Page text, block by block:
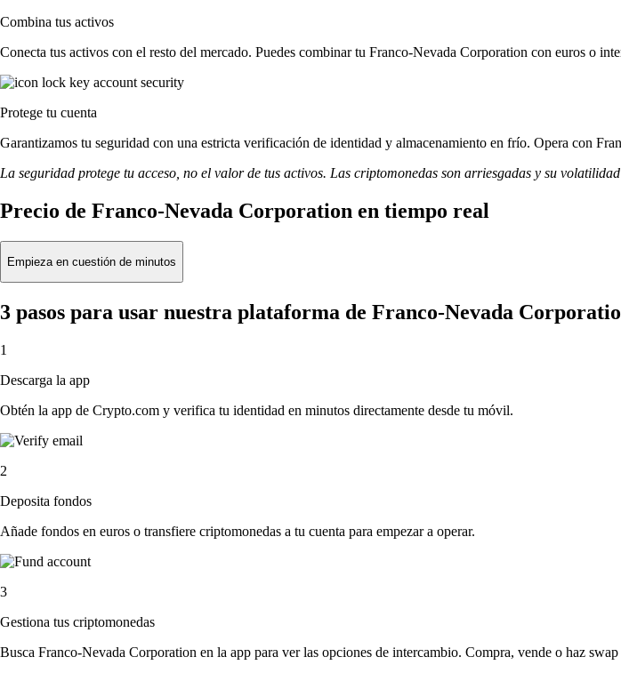
Combina tus activos
Conecta tus activos con el resto del mercado. Puedes combinar tu Franco-Nevada Corporation con euros o
Protege tu cuenta
Garantizamos tu seguridad con una estricta verificación de identidad y almacenamiento en frío. Opera con
La seguridad protege tu acceso, no el valor de tus activos. Las criptomonedas son arriesgadas y su
Precio de Franco-Nevada Corporation en tiempo real
Empieza en cuestión de minutos
3 pasos para usar nuestra plataforma de Franco-Nevada
1
Descarga la app
Obtén la app de Crypto.com y verifica tu identidad en minutos directamente desde tu móvil.
2
Deposita fondos
Añade fondos en euros o transfiere criptomonedas a tu cuenta para empezar a operar.
3
Gestiona tus criptomonedas
Busca Franco-Nevada Corporation en la app para ver las opciones de intercambio. Compra, vende o haz